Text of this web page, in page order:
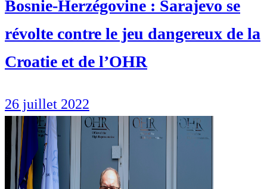
Bosnie-Herzégovine : Sarajevo se
révolte contre le jeu dangereux de la
Croatie et de l’OHR
26 juillet 2022